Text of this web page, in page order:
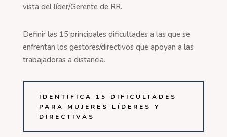
vista del líder/Gerente de RR.
Definir las 15 principales dificultades a las que se
enfrentan los gestores/directivos que apoyan a las
trabajadoras a distancia.
IDENTIFICA 15 DIFICULTADES
PARA MUJERES LÍDERES Y
DIRECTIVAS